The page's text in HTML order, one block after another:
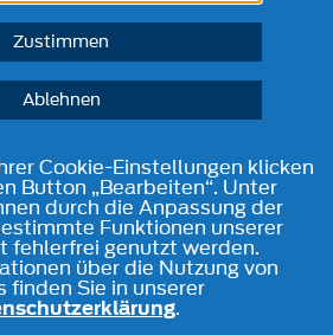
Kontakt
Zustimmen
Ablehnen
Cookie-Einstellungen klicken
Button „Bearbeiten“. Unter
durch die Anpassung der
Funktionen unserer
fehlerfrei genutzt werden.
über die Nutzung von
finden Sie in unserer
.